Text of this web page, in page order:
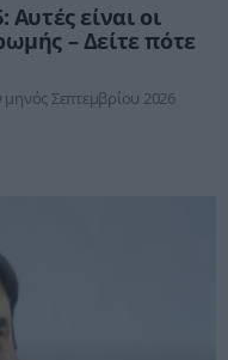
Αυτές είναι οι
– Δείτε πότε
Σεπτεμβρίου 2026